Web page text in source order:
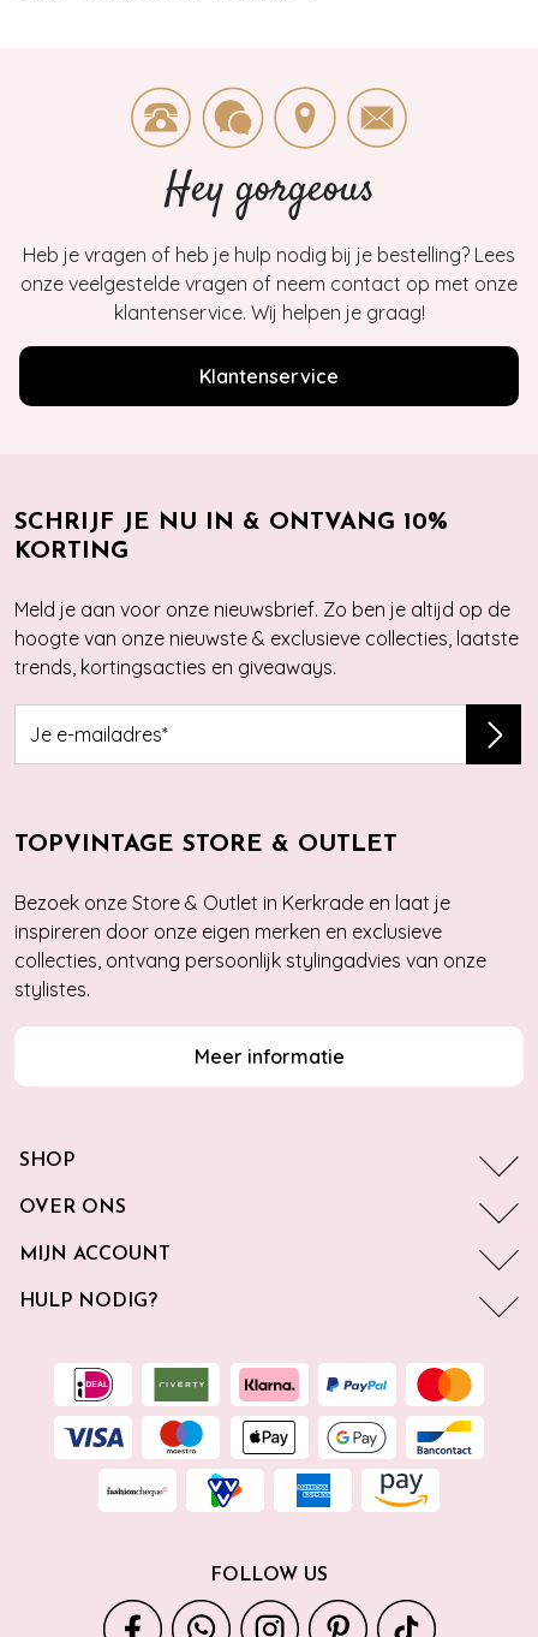
Hey gorgeous
Heb je vragen of heb je hulp nodig bij je bestelling? Lees
onze veelgestelde vragen of neem contact op met onze
klantenservice. Wij helpen je graag!
Klantenservice
SCHRIJF JE NU IN & ONTVANG 10%
KORTING
Meld je aan voor onze nieuwsbrief. Zo ben je altijd op de
hoogte van onze nieuwste & exclusieve collecties, laatste
trends, kortingsacties en giveaways.
TOPVINTAGE STORE & OUTLET
Bezoek onze Store & Outlet in Kerkrade en laat je
inspireren door onze eigen merken en exclusieve
collecties, ontvang persoonlijk stylingadvies van onze
stylistes.
Meer informatie
SHOP
OVER ONS
MIJN ACCOUNT
HULP NODIG?
FOLLOW US